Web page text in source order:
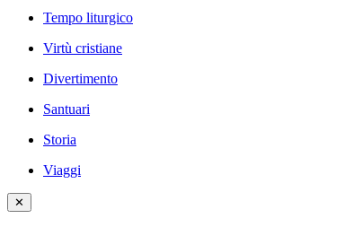
Tempo liturgico
Virtù cristiane
Divertimento
Santuari
Storia
Viaggi
✕